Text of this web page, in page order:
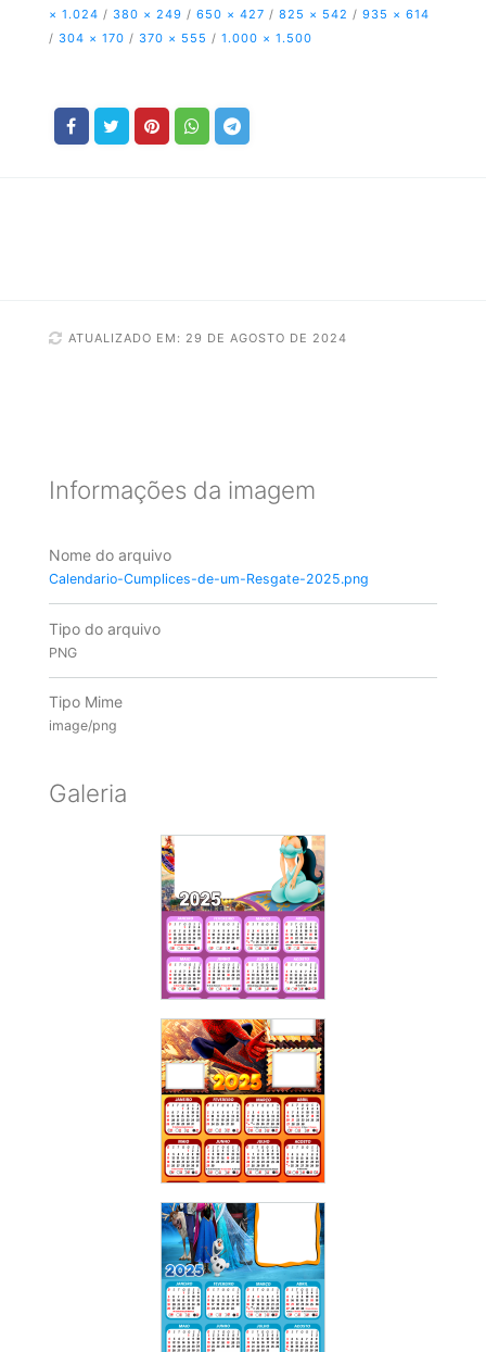
× 1.024 / 380 × 249 / 650 × 427 / 825 × 542 / 935 × 614
/ 304 × 170 / 370 × 555 / 1.000 × 1.500
ATUALIZADO EM: 29 DE AGOSTO DE 2024
Informações da imagem
Nome do arquivo
Calendario-Cumplices-de-um-Resgate-2025.png
Tipo do arquivo
PNG
Tipo Mime
image/png
Galeria